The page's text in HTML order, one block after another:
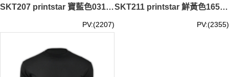
SKT207 printstar 寶藍色031長袖男裝T恤 00101-LVC 來款訂製修身顯瘦T恤 全棉純色T恤 T恤生產商 T恤價格
PV:(2207)
SKT211 printstar 鮮黃色165長袖男裝T恤 00101-LVC 來款訂製活力彩色純色T恤 團體制服T恤 T恤專門店 T恤價格
PV:(2355)